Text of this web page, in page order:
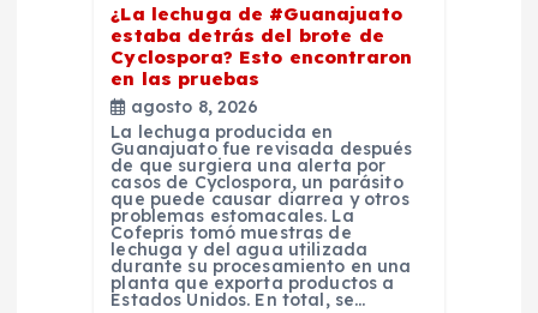
¿La lechuga de #Guanajuato
estaba detrás del brote de
Cyclospora? Esto encontraron
en las pruebas
agosto 8, 2026
La lechuga producida en
Guanajuato fue revisada después
de que surgiera una alerta por
casos de Cyclospora, un parásito
que puede causar diarrea y otros
problemas estomacales. La
Cofepris tomó muestras de
lechuga y del agua utilizada
durante su procesamiento en una
planta que exporta productos a
Estados Unidos. En total, se…